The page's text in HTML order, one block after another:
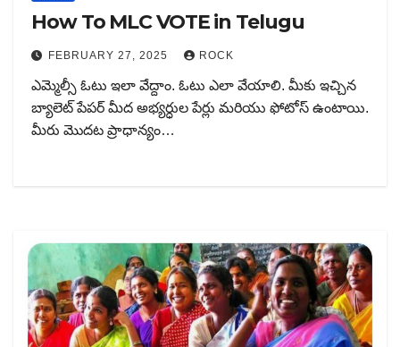
How To MLC VOTE in Telugu
FEBRUARY 27, 2025 ROCK
ఎమ్మెల్సీ ఓటు ఇలా వేద్దాం. ఓటు ఎలా వేయాలి. మీకు ఇచ్చిన
బ్యాలెట్ పేపర్ మీద అభ్యర్ధుల పేర్లు మరియు ఫోటోస్ ఉంటాయి.
మీరు మొదట ప్రాధాన్యం…